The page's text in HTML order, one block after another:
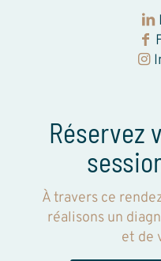
Réservez
À travers ce
réalisons un
et de